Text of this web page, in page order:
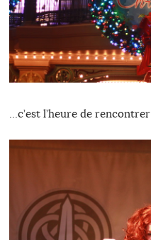
…c’est l’heure de rencontrer